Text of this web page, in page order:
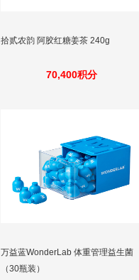
拾贰农韵 阿胶红糖姜茶 240g
70,400积分
万益蓝WonderLab 体重管理益生菌
（30瓶装）